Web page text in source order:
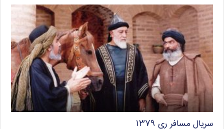
سریال مسافر ری ۱۳۷۹